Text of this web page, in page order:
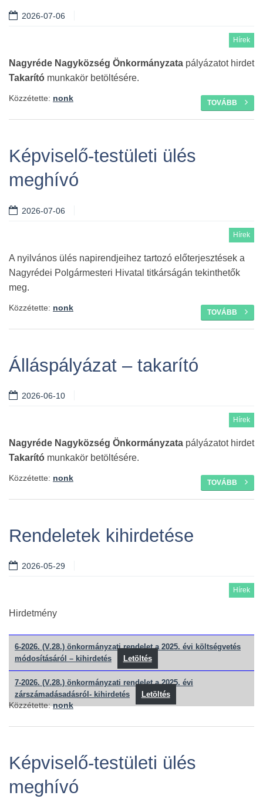
2026-07-06
Hírek
Nagyréde Nagyközség Önkormányzata pályázatot hirdet
Takarító munkakör betöltésére.
TOVÁBB
Közzétette: nonk
Képviselő-testületi ülés
meghívó
2026-07-06
Hírek
A nyilvános ülés napirendjeihez tartozó előterjesztések a
Nagyrédei Polgármesteri Hivatal titkárságán tekinthetők
meg.
TOVÁBB
Közzétette: nonk
Álláspályázat – takarító
2026-06-10
Hírek
Nagyréde Nagyközség Önkormányzata pályázatot hirdet
Takarító munkakör betöltésére.
TOVÁBB
Közzétette: nonk
Rendeletek kihirdetése
2026-05-29
Hírek
Hirdetmény
6-2026. (V.28.) önkormányzati rendelet a 2025. évi költségvetés
módosításáról – kihirdetés
Letöltés
7-2026. (V.28.) önkormányzati rendelet a 2025. évi
zárszámadásadásról- kihirdetés
Letöltés
Közzétette:nonk
Képviselő-testületi ülés
meghívó